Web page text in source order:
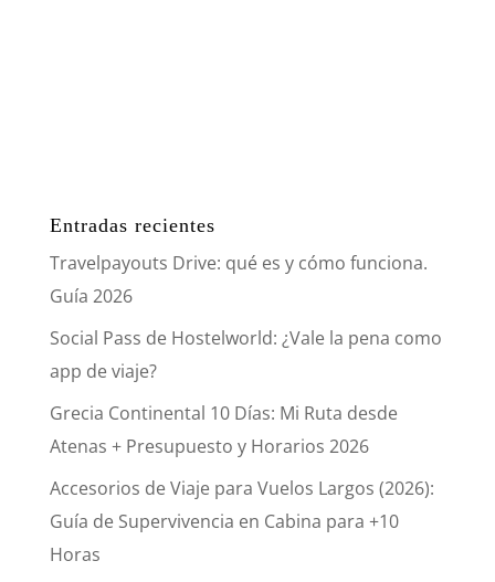
Entradas recientes
Travelpayouts Drive: qué es y cómo funciona.
Guía 2026
Social Pass de Hostelworld: ¿Vale la pena como
app de viaje?
Grecia Continental 10 Días: Mi Ruta desde
Atenas + Presupuesto y Horarios 2026
Accesorios de Viaje para Vuelos Largos (2026):
Guía de Supervivencia en Cabina para +10
Horas